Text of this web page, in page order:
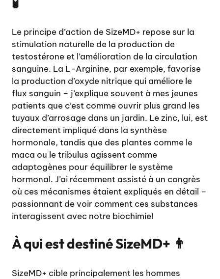
Le principe d’action de SizeMD+ repose sur la
stimulation naturelle de la production de
testostérone et l’amélioration de la circulation
sanguine. La L-Arginine, par exemple, favorise
la production d’oxyde nitrique qui améliore le
flux sanguin – j’explique souvent à mes jeunes
patients que c’est comme ouvrir plus grand les
tuyaux d’arrosage dans un jardin. Le zinc, lui, est
directement impliqué dans la synthèse
hormonale, tandis que des plantes comme le
maca ou le tribulus agissent comme
adaptogènes pour équilibrer le système
hormonal. J’ai récemment assisté à un congrès
où ces mécanismes étaient expliqués en détail –
passionnant de voir comment ces substances
interagissent avec notre biochimie!
À qui est destiné SizeMD+ 👨
SizeMD+ cible principalement les hommes